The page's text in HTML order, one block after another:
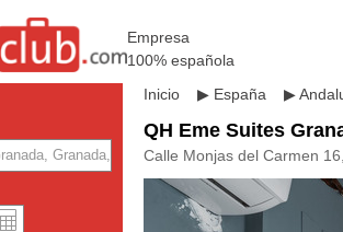
Empresa
100% española
Inicio ▶ España ▶
QH Eme Suites
Calle Monjas del Carmen